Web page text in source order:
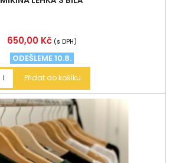
Cena
650,00 Kč (s DPH)
ODEŠLEME 10.8.
Přidat do košíku